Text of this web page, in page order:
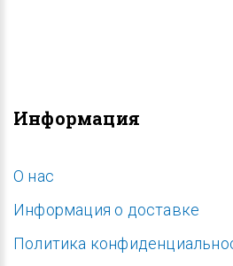
Информация
O нас
Информация о доставке
Политика